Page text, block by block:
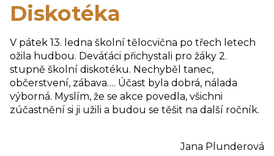
Diskotéka
V pátek 13. ledna školní tělocvična po třech letech
ožila hudbou. Deváťáci přichystali pro žáky 2.
stupně školní diskotéku. Nechyběl tanec,
občerstvení, zábava…. Účast byla dobrá, nálada
výborná. Myslím, že se akce povedla, všichni
zúčastnění si ji užili a budou se těšit na další ročník.
Jana Plunderová